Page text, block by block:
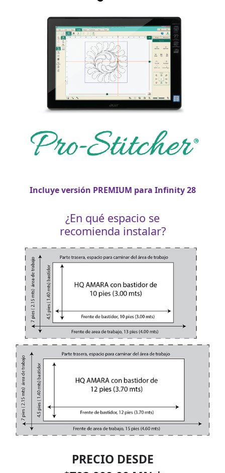
Incluye versión PREMIUM para Infinity 28
¿En qué espacio se
recomienda instalar?
PRECIO DESDE